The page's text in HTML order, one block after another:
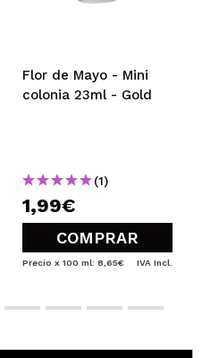
Flor de Mayo - Mini
colonia 23ml - Gold
(1)
1,99€
COMPRAR
Precio x 100 ml: 8,65€ IVA Incl.